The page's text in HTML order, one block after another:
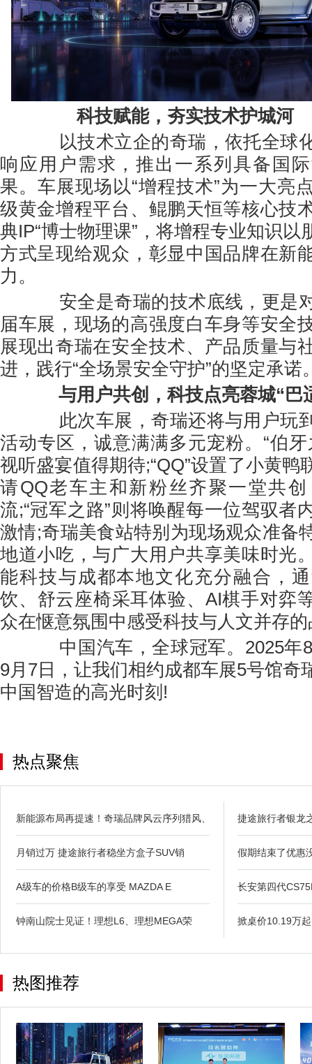
科技赋能，夯实技术护城河
以技术立企的奇瑞，依托全球
响应用户需求，推出一系列具备国
果。车展现场以“增程技术”为一大亮
级黄金增程平台、鲲鹏天恒等核心技
典IP“博士物理课”，将增程专业知识以
方式呈现给观众，彰显中国品牌在新
力。
安全是奇瑞的技术底线，更是
届车展，现场的高强度白车身等安全
展现出奇瑞在安全技术、产品质量与
进，践行“全场景安全守护”的坚定承诺
与用户共创，科技点亮蓉城“巴
此次车展，奇瑞还将与用户玩
活动专区，诚意满满多元宠粉。“伯
视听盛宴值得期待;“QQ”设置了小黄鸭
请QQ老车主和新粉丝齐聚一堂共
流;“冠军之路”则将唤醒每一位驾驭者
激情;奇瑞美食站特别为现场观众准备
地道小吃，与广大用户共享美味时光
能科技与成都本地文化充分融合，
饮、舒云座椅采耳体验、AI棋手对弈
众在惬意氛围中感受科技与人文并存
中国汽车，全球冠军。2025年
9月7日，让我们相约成都车展5号馆奇
中国智造的高光时刻!
热点聚焦
新能源布局再提速！奇瑞品牌风云序列猎风、
月销过万 捷途旅行者稳坐方盒子SUV销
A级车的价格B级车的享受 MAZDA E
钟南山院士见证！理想L6、理想MEGA荣
捷途旅行者银龙
假期结束了优惠
长安第四代
掀桌价10.19万
热图推荐